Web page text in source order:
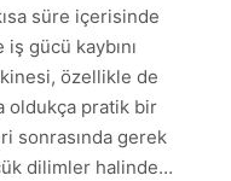
süre içerisinde
gücü kaybını
özellikle de
oldukça pratik bir
sonrasında gerek
dilimler halinde…